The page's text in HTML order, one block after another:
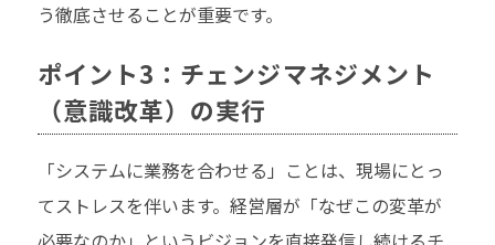
う徹底させることが重要です。
ポイント3：チェンジマネジメント
（意識改革）の実行
「システムに業務を合わせる」ことは、現場にとっ
てストレスを伴います。経営層が「なぜこの変革が